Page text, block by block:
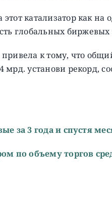
катализатор как на
глобальных биржевых
к тому, что
мрд. установи рекорд,
за 3 года и спустя
по объему торгов